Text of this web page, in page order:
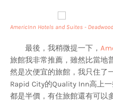
AmericInn Hotels and Suites - Deadwood
最後，我稍微提一下，
旅館我非常推薦，雖然比當地
然是次便宜的旅館，我只住了
Rapid City的Quality Inn高上
都是半價，有住旅館還有可以